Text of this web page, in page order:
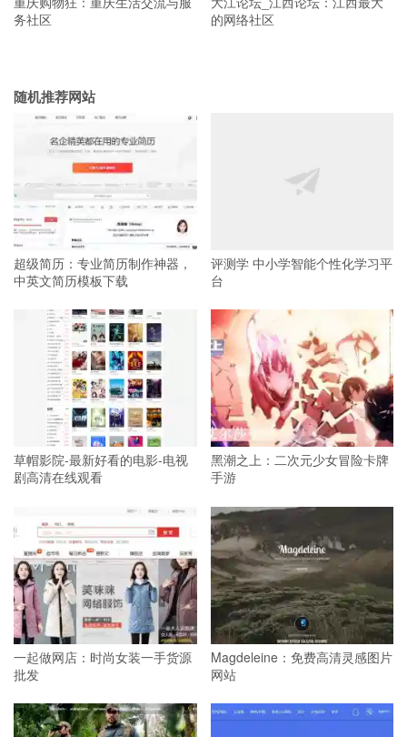
务社区
的网络社区
随机推荐网站
超级简历：专业简历制作神器，
中英文简历模板下载
评测学 中小学智能个性化学习平
台
草帽影院-最新好看的电影-电视
剧高清在线观看
黑潮之上：二次元少女冒险卡牌
手游
一起做网店：时尚女装一手货源
批发
Magdeleine：免费高清灵感图片
网站